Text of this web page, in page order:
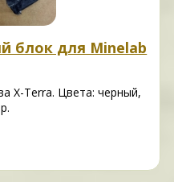
блок для Minelab
X-Terra. Цвета: черный,